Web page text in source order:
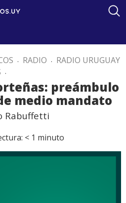
. RADIO . RADIO URUGUAY
.
preámbulo
medio mandato
Rabuffetti
< 1 minuto